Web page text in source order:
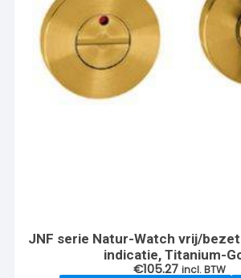
JNF serie Natur-Watch vrij/
indicatie, Titanium-
€105.27 incl. BTW